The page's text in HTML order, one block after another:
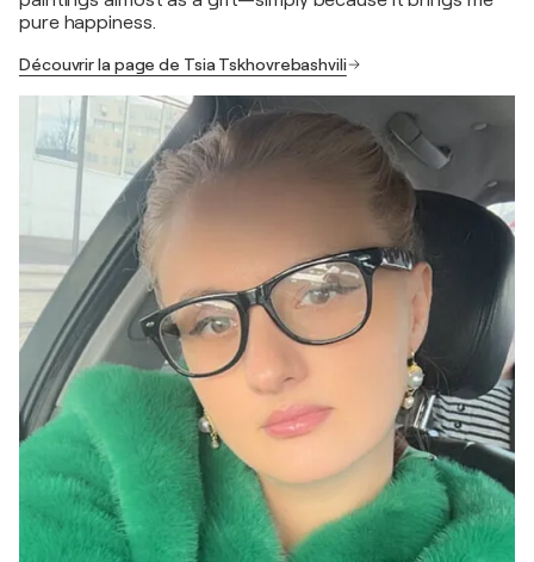
pure happiness.
Découvrir la page de Tsia Tskhovrebashvili